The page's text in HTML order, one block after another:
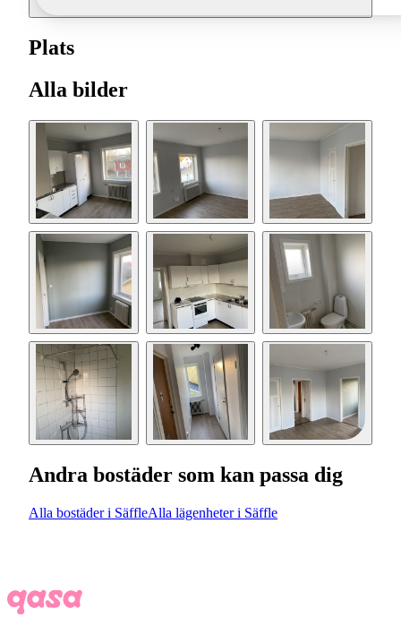
Plats
Alla bilder
Andra bostäder som kan passa dig
Alla bostäder i SäffleAlla lägenheter i Säffle